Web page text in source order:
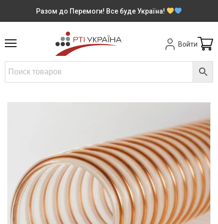
Разом до Перемоги! Все буде Україна!
Войти